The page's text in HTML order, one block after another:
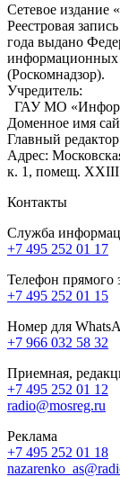
Сетевое издание
Реестровая
года выдано
информационных
(Роскомнадзор).
Учредитель:
ГАУ МО
Доменное имя
Главный
Адрес:
к. 1, помещ. XXIII
Контакты
Служба
+7 495 252 01 17
Телефон прямого
+7 495 252 01 15
Номер для
+7 966 032 58 32
Приемная,
+7 495 252 01 12
radio@mosreg.ru
Реклама
+7 495 252 01 18